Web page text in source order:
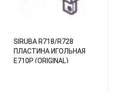
SIRUBA R718/R728
ПЛАСТИНА ИГОЛЬНАЯ
E710P (ORIGINAL)